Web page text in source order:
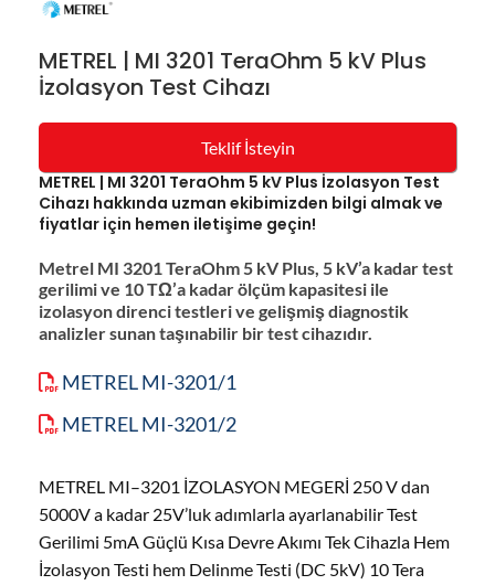
METREL | MI 3201 TeraOhm 5 kV Plus
İzolasyon Test Cihazı
Teklif İsteyin
METREL | MI 3201 TeraOhm 5 kV Plus İzolasyon Test
Cihazı hakkında uzman ekibimizden bilgi almak ve
fiyatlar için hemen iletişime geçin!
Metrel MI 3201 TeraOhm 5 kV Plus, 5 kV’a kadar test
gerilimi ve 10 TΩ’a kadar ölçüm kapasitesi ile
izolasyon direnci testleri ve gelişmiş diagnostik
analizler sunan taşınabilir bir test cihazıdır.
METREL MI-3201/1
METREL MI-3201/2
METREL MI–3201 İZOLASYON MEGERİ 250 V dan
5000V a kadar 25V’luk adımlarla ayarlanabilir Test
Gerilimi 5mA Güçlü Kısa Devre Akımı Tek Cihazla Hem
İzolasyon Testi hem Delinme Testi (DC 5kV) 10 Tera